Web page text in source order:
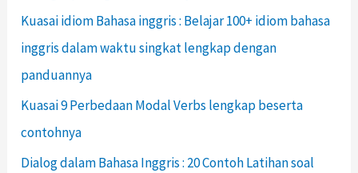
Kuasai idiom Bahasa inggris : Belajar 100+ idiom bahasa
inggris dalam waktu singkat lengkap dengan
panduannya
Kuasai 9 Perbedaan Modal Verbs lengkap beserta
contohnya
Dialog dalam Bahasa Inggris : 20 Contoh Latihan soal